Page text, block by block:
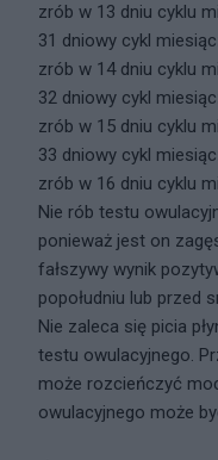
zrób w 13 dniu cyklu
31 dniowy cykl
zrób w 14 dniu cyklu
32 dniowy cykl
zrób w 15 dniu cyklu
33 dniowy cykl
zrób w 16 dniu cyklu
Nie rób testu
ponieważ jest on
fałszywy wynik
popołudniu lub przed
Nie zaleca się picia
testu owulacyjnego.
może rozcieńczyć
owulacyjnego może